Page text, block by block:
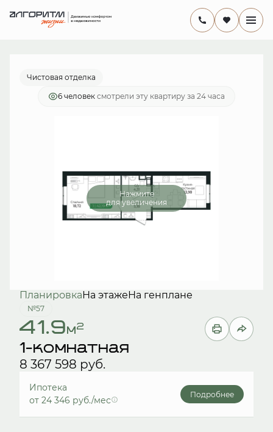
1-комнатная
8 367 598 руб.
от 24 346 руб./мес.
Чистовая отделка
6 человек смотрели эту квартиру за 24 часа
Нажмите
для увеличения
ПланировкаНа этажеНа генплане
№57
41.9м2
1-комнатная
8 367 598 руб.
Ипотека
от 24 346 руб./мес
Подробнее